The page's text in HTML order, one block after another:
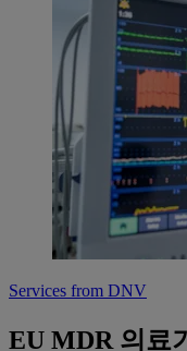
Services from DNV
EU MDR 의료